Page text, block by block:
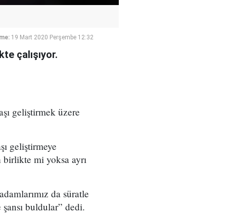
19 Mart 2020 Perşembe 12:32
çalışıyor.
geliştirmek üzere
geliştirmeye
birlikte mi yoksa ayrı
da süratle
buldular” dedi.